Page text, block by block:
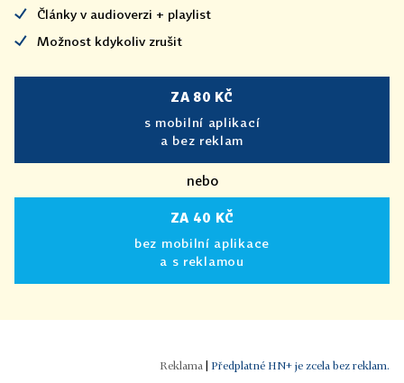
Články v audioverzi + playlist
Možnost kdykoliv zrušit
ZA 80 KČ
s mobilní aplikací
a bez reklam
nebo
ZA 40 KČ
bez mobilní aplikace
a s reklamou
Předplatné HN+ je zcela bez reklam.